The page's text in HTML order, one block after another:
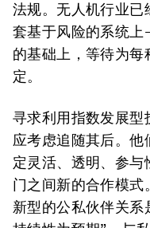
法规。无人机行业已
套基于风险的系统
的基础上，等待为
定。
寻求利用指数发展型
应考虑追随其后。他
定灵活、透明、参与
门之间新的合作模式
新型的公私伙伴关系